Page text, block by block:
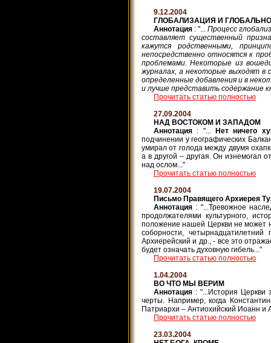
9.12.2004
ГЛОБАЛИЗАЦИЯ И
Аннотация : "... Процесс
составляет существенный
кажутся родственными,
непосредственно относятся к
проблемами. Некоторые из
журналах, а некоторые выходят в
определенные добавления и в
и лучше представить содержание
Прочитать статью полностью
27.09.2004
НАД ВОСТОКОМ И ЗАПАДОМ
Аннотация : "...
Нет ничего
подчинении у географических
умирал от голода между двумя
а в другой – другая. Он изнемогал
над ослом..."
Прочитать статью полностью
19.07.2004
Письмо Правящего Архиерея
Аннотация : "...Тревожное
продолжателями культурного,
положение нашей Церкви не может
соборности,
Архиерейский и др., - все это
будет означать духовную гибель..."
Прочитать статью полностью
1.04.2004
ВО ЧТО МЫ ВЕРИМ
Аннотация : "...История Церкви
черты. Например, когда
Патриархи – Антиохийский Иоанн и
Прочитать статью полностью
23.03.2004